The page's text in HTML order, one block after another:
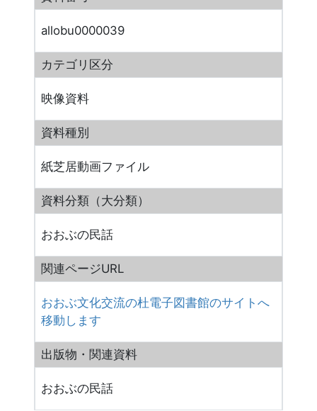
allobu0000039
カテゴリ区分
映像資料
資料種別
紙芝居動画ファイル
資料分類（大分類）
おおぶの民話
関連ページURL
おおぶ文化交流の杜電子図書館のサイトへ
移動します
出版物・関連資料
おおぶの民話